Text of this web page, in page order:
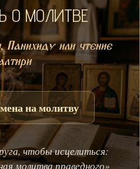
О МОЛИТВЕ
или чтение
на молитву
чтобы исцелиться:
молитва праведного»